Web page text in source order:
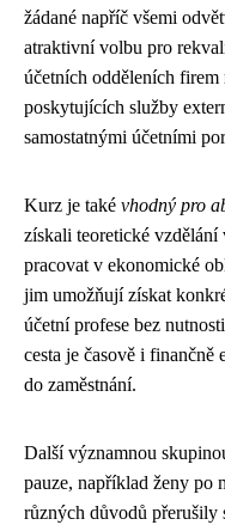
žádané napříč všemi
atraktivní volbu pro
účetních odděleních
poskytujících služby
samostatnými účetními
Kurz je také vhodný pro
získali teoretické
pracovat v ekonomické
jim umožňují získat
účetní profese bez
cesta je časově i
do zaměstnání.
Další významnou
pauze, například ženy po
různých důvodů přerušily